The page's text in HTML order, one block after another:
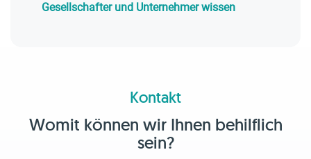
Gesellschafter und Unternehmer wissen
Kontakt
Womit können wir Ihnen behilflich
sein?